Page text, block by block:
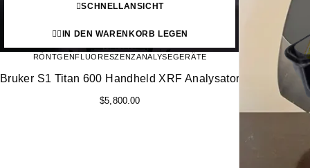
SCHNELLANSICHT
IN DEN WARENKORB LEGEN
RÖNTGENFLUORESZENZANALYSEGERÄTE
Bruker S1 Titan 600 Handheld XRF Analysator
$5,800.00